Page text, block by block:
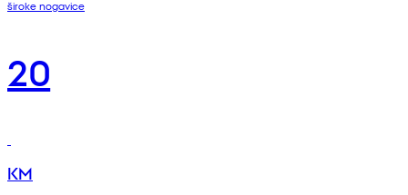
široke nogavice
20
KM